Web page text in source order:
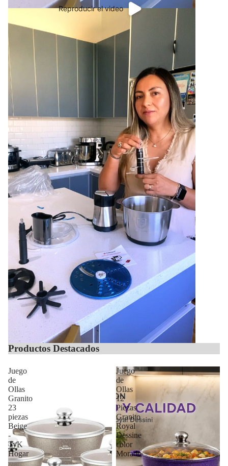
Reproducir el video
Productos Destacados
Juego
de
Ollas
Granito
23
piezas
Beige
-
TyK
Hogar
Juego
de
Ollas
12
Piezas
Granito
Royal
Dessine
color
Morado